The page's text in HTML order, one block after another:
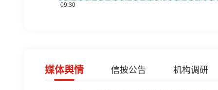
媒体舆情 信披公告 机构调研